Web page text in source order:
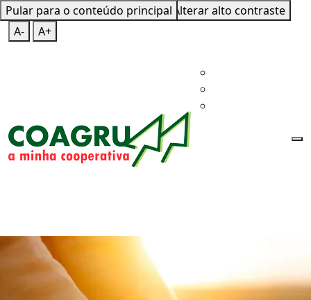
Pular para o conteúdo principal
Mapa do SiteTeclas de Atalho
Alterar alto contraste
A-
A+